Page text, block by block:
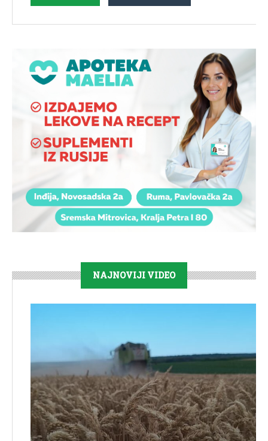
NAJNOVIJI VIDEO